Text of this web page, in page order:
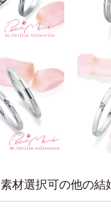
素材選択可の他の結